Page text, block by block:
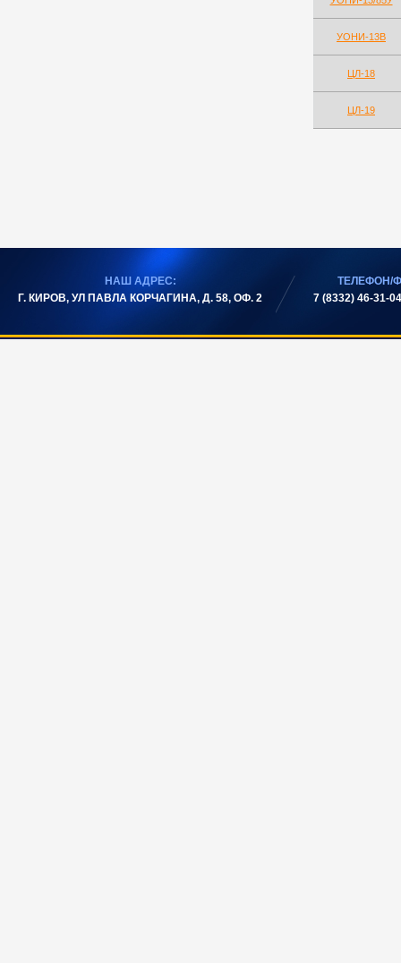
УОНИ-13В
ЦЛ-18
ЦЛ-19
НАШ АДРЕС:
Г. КИРОВ, УЛ ПАВЛА КОРЧАГИНА, Д. 58, ОФ. 2
ТЕЛЕФОН/
7 (8332) 46-31-